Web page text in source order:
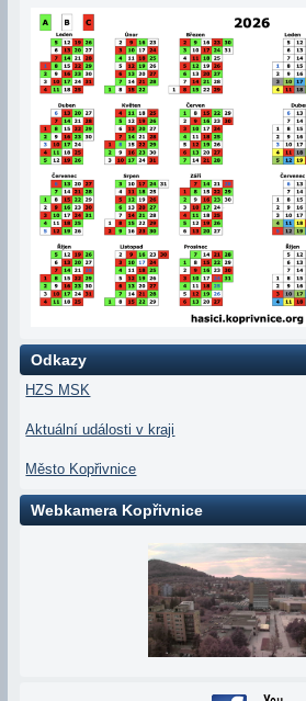
Odkazy
HZS MSK
Aktuální události v kraji
Město Kopřivnice
Webkamera Kopřivnice